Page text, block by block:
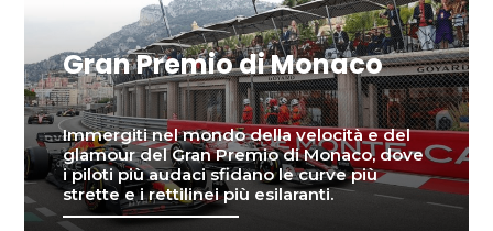
Gran Premio di Monaco
Immergiti nel mondo della velocità e del
glamour del Gran Premio di Monaco, dove
i piloti più audaci sfidano le curve più
strette e i rettilinei più esilaranti.